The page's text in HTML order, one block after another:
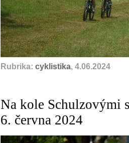
Rubrika: cyklistika, 4.06.2024
Na kole Schulzovými
6. června 2024